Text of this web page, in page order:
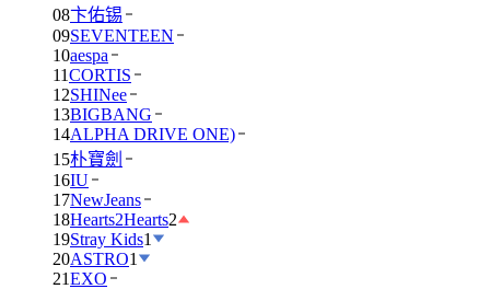
08卞佑锡
09SEVENTEEN
10aespa
11CORTIS
12SHINee
13BIGBANG
14ALPHA DRIVE ONE)
15朴寶劍
16IU
17NewJeans
18Hearts2Hearts2
19Stray Kids1
20ASTRO1
21EXO